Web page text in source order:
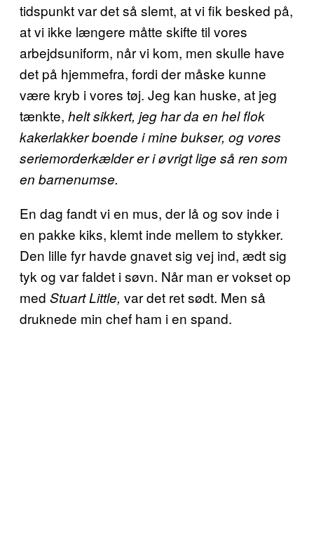
tidspunkt var det så slemt, at vi fik besked på,
at vi ikke længere måtte skifte til vores
arbejdsuniform, når vi kom, men skulle have
det på hjemmefra, fordi der måske kunne
være kryb i vores tøj. Jeg kan huske, at jeg
tænkte, helt sikkert, jeg har da en hel flok
kakerlakker boende i mine bukser, og vores
seriemorderkælder er i øvrigt lige så ren som
en barnenumse.
En dag fandt vi en mus, der lå og sov inde i
en pakke kiks, klemt inde mellem to stykker.
Den lille fyr havde gnavet sig vej ind, ædt sig
tyk og var faldet i søvn. Når man er vokset op
med Stuart Little, var det ret sødt. Men så
druknede min chef ham i en spand.